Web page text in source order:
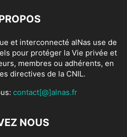
et interconnecté alNas use de
pour protéger la Vie privée et
membres ou adhérents, en
directives de la CNIL.
contact[@]alnas.fr
NOUS